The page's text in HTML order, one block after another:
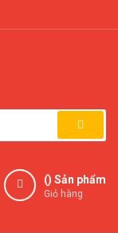
() Sản phẩm
Giỏ hàng